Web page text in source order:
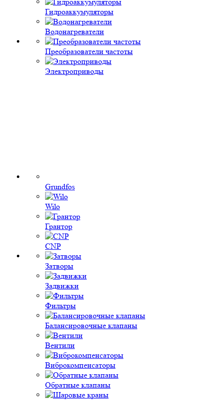
Гидроаккумуляторы
Водонагреватели
Преобразователи частоты
Электроприводы
Grundfos
Wilo
Грантор
CNP
Затворы
Задвижки
Фильтры
Балансировочные клапаны
Вентили
Виброкомпенсаторы
Обратные клапаны